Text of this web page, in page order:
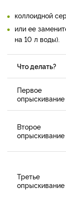
коллоидной
или ее
на 10 л воды).
Что делать?
Первое
опрыскивание
Второе
опрыскивание
Третье
опрыскивание